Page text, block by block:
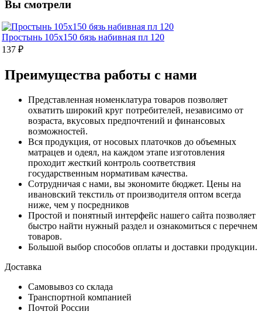
Вы смотрели
Простынь 105х150 бязь набивная пл 120
137 ₽
Преимущества работы с нами
Представленная номенклатура товаров позволяет
охватить широкий круг потребителей, независимо от
возраста, вкусовых предпочтений и финансовых
возможностей.
Вся продукция, от носовых платочков до объемных
матрацев и одеял, на каждом этапе изготовления
проходит жесткий контроль соответствия
государственным нормативам качества.
Сотрудничая с нами, вы экономите бюджет. Цены на
ивановский текстиль от производителя оптом всегда
ниже, чем у посредников
Простой и понятный интерфейс нашего сайта позволяет
быстро найти нужный раздел и ознакомиться с перечнем
товаров.
Большой выбор способов оплаты и доставки продукции.
Доставка
Самовывоз со склада
Транспортной компанией
Почтой России